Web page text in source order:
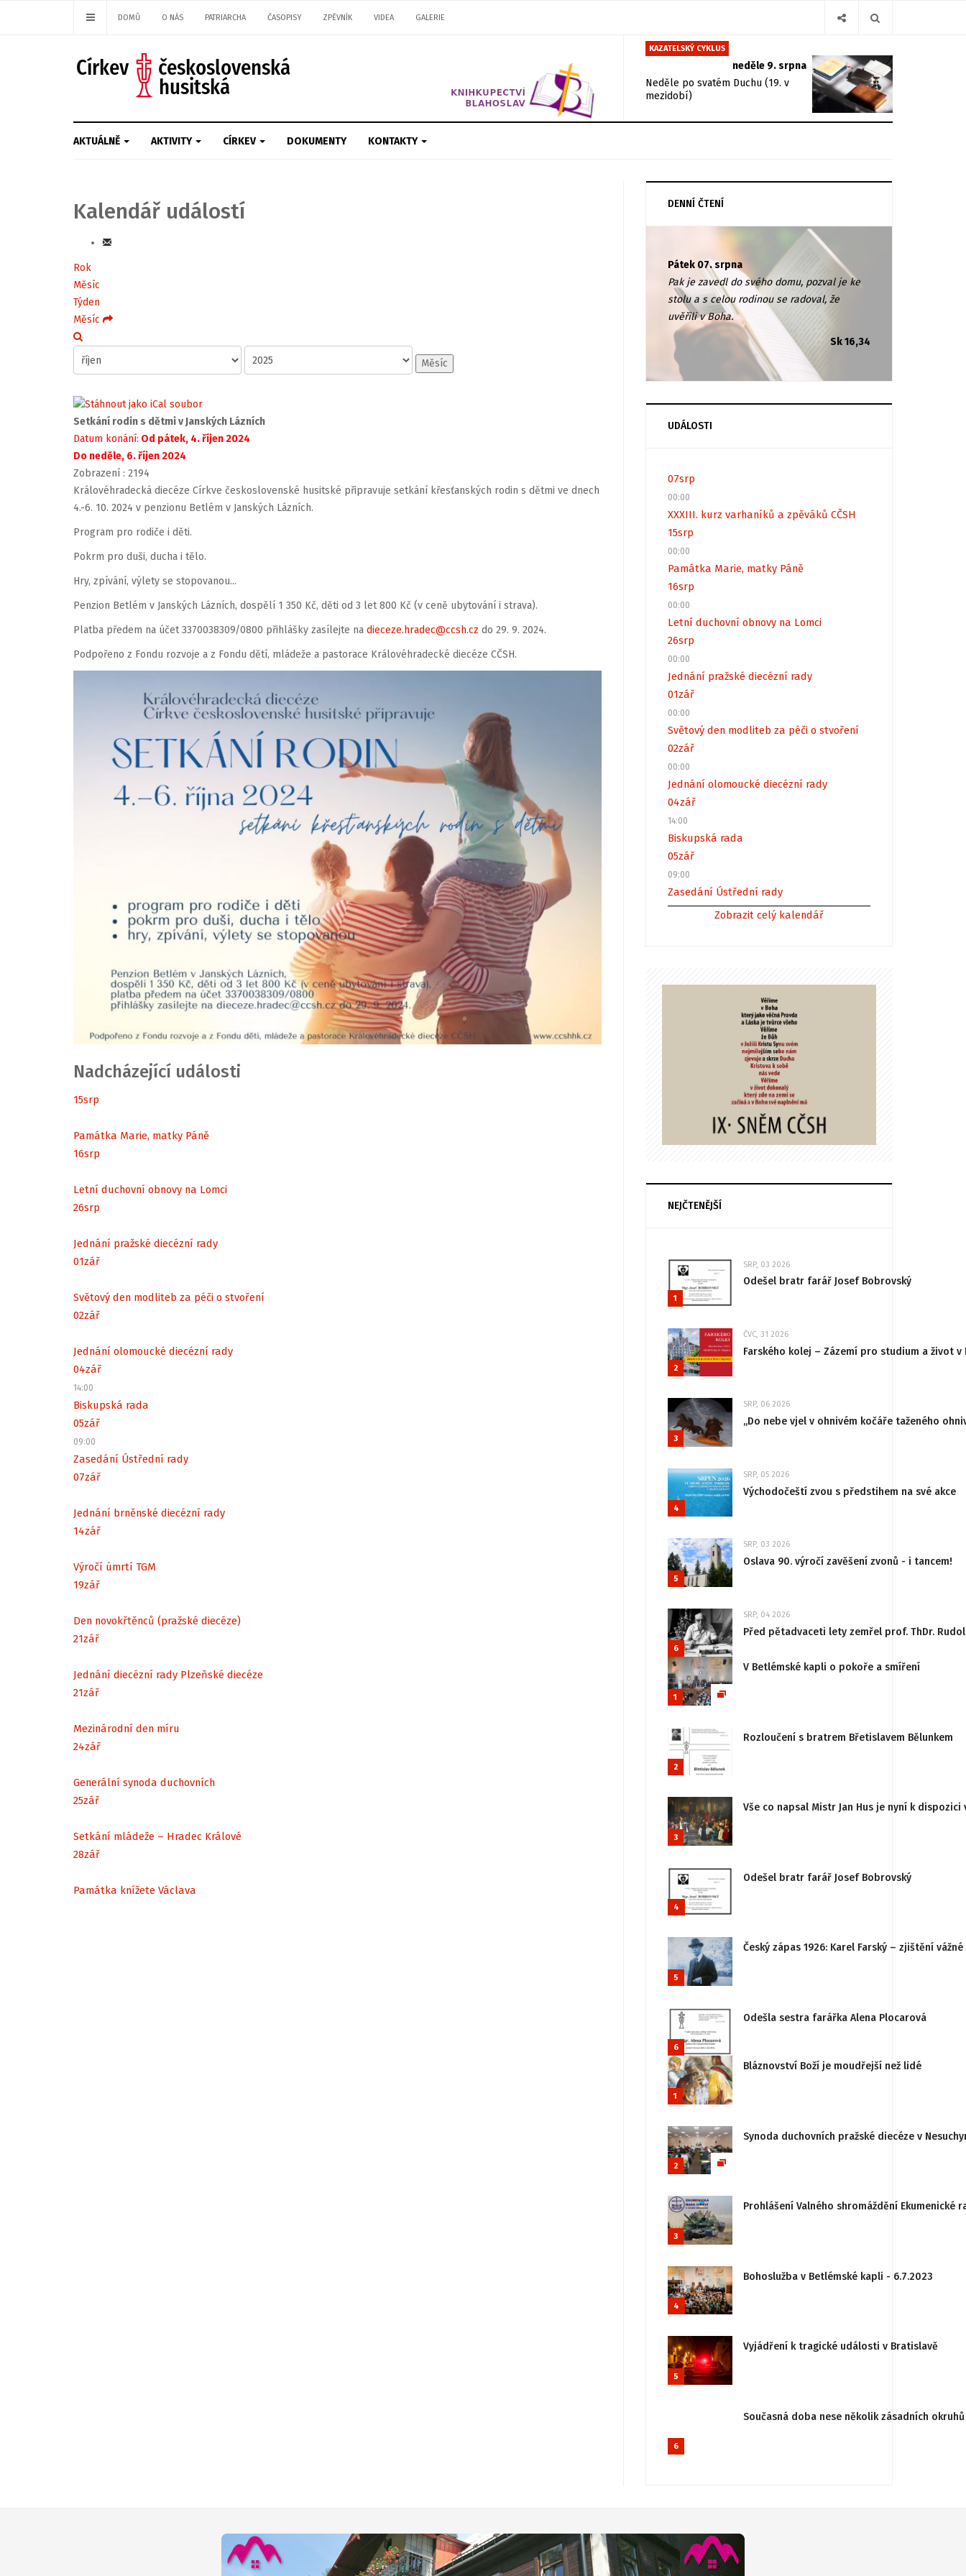
DOMŮ O NÁS PATRIARCHA ČASOPISY ZPĚVNÍK VIDEA GALERIE
KAZATELSKÝ CYKLUS
neděle 9. srpna
Neděle po svatém Duchu (19. v
mezidobí)
AKTUÁLNĚ AKTIVITY CÍRKEV DOKUMENTY KONTAKTY
Kalendář událostí
Rok
Měsíc
Týden
Měsíc
Měsíc
Setkání rodin s dětmi v Janských Lázních
Datum konání: Od pátek, 4. říjen 2024
Do neděle, 6. říjen 2024
Zobrazení : 2194
Královéhradecká diecéze Církve československé husitské připravuje setkání křesťanských rodin s dětmi ve dnech
4.-6. 10. 2024 v penzionu Betlém v Janských Lázních.
Program pro rodiče i děti.
Pokrm pro duši, ducha i tělo.
Hry, zpívání, výlety se stopovanou...
Penzion Betlém v Janských Lázních, dospělí 1 350 Kč, děti od 3 let 800 Kč (v ceně ubytování i strava).
Platba předem na účet 3370038309/0800 přihlášky zasílejte na dieceze.hradec@ccsh.cz do 29. 9. 2024.
Podpořeno z Fondu rozvoje a z Fondu dětí, mládeže a pastorace Královéhradecké diecéze CČSH.
Nadcházející události
15srp
Památka Marie, matky Páně
16srp
Letní duchovní obnovy na Lomci
26srp
Jednání pražské diecézní rady
01zář
Světový den modliteb za péči o stvoření
02zář
Jednání olomoucké diecézní rady
04zář
14:00
Biskupská rada
05zář
09:00
Zasedání Ústřední rady
07zář
Jednání brněnské diecézní rady
14zář
Výročí úmrtí TGM
19zář
Den novokřtěnců (pražské diecéze)
21zář
Jednání diecézní rady Plzeňské diecéze
21zář
Mezinárodní den míru
24zář
Generální synoda duchovních
25zář
Setkání mládeže – Hradec Králové
28zář
Památka knížete Václava
DENNÍ ČTENÍ
Pátek 07. srpna
Pak je zavedl do svého domu, pozval je ke
stolu a s celou rodinou se radoval, že
uvěřili v Boha.
Sk 16,34
UDÁLOSTI
07srp
00:00
XXXIII. kurz varhaníků a zpěváků CČSH
15srp
00:00
Památka Marie, matky Páně
16srp
00:00
Letní duchovní obnovy na Lomci
26srp
00:00
Jednání pražské diecézní rady
01zář
00:00
Světový den modliteb za péči o stvoření
02zář
00:00
Jednání olomoucké diecézní rady
04zář
14:00
Biskupská rada
05zář
09:00
Zasedání Ústřední rady
Zobrazit celý kalendář
NEJČTENĚJŠÍ
1
SRP, 03 2026
Odešel bratr farář Josef Bobrovský
2
ČVC, 31 2026
Farského kolej – Zázemí pro studium a život v
3
SRP, 06 2026
„Do nebe vjel v ohnivém kočáře taženého
4
SRP, 05 2026
Východočeští zvou s předstihem na své akce
5
SRP, 03 2026
Oslava 90. výročí zavěšení zvonů - i tancem!
6
SRP, 04 2026
Před pětadvaceti lety zemřel prof. ThDr.
1
V Betlémské kapli o pokoře a smíření
2
Rozloučení s bratrem Břetislavem Bělunkem
3
Vše co napsal Mistr Jan Hus je nyní k
4
Odešel bratr farář Josef Bobrovský
5
Český zápas 1926: Karel Farský – zjištění
6
Odešla sestra farářka Alena Plocarová
1
Bláznovství Boží je moudřejší než lidé
2
Synoda duchovních pražské diecéze v
3
Prohlášení Valného shromáždění
4
Bohoslužba v Betlémské kapli - 6.7.2023
5
Vyjádření k tragické události v Bratislavě
6
Současná doba nese několik zásadních